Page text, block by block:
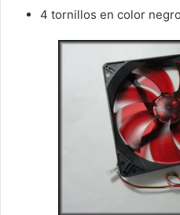
4 tornillos en color